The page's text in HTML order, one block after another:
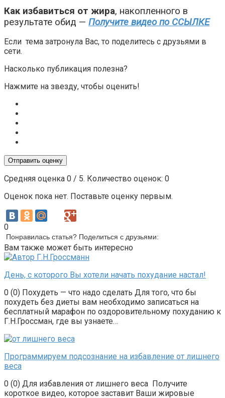
Как избавиться от жира, накопленного в
результате обид — Получите видео по ССЫЛКЕ
Если тема затронула Вас, то поделитесь с друзьями в
сети.
Насколько публикация полезна?
Нажмите на звезду, чтобы оценить!
Отправить оценку
Средняя оценка 0 / 5. Количество оценок: 0
Оценок пока нет. Поставьте оценку первым.
0
Понравилась статья? Поделиться с друзьями:
Вам также может быть интересно
День, с которого Вы хотели начать похудание настал!
0 (0) Похудеть — что надо сделать Для того, что бы
похудеть без диеты вам необходимо записаться на
бесплатный марафон по оздоровительному похуданию к
Г.Н.Гроссман, где вы узнаете…
Программируем подсознание на избавление от лишнего
веса
0 (0) Для избавления от лишнего веса Получите
короткое видео, которое заставит Ваши жировые